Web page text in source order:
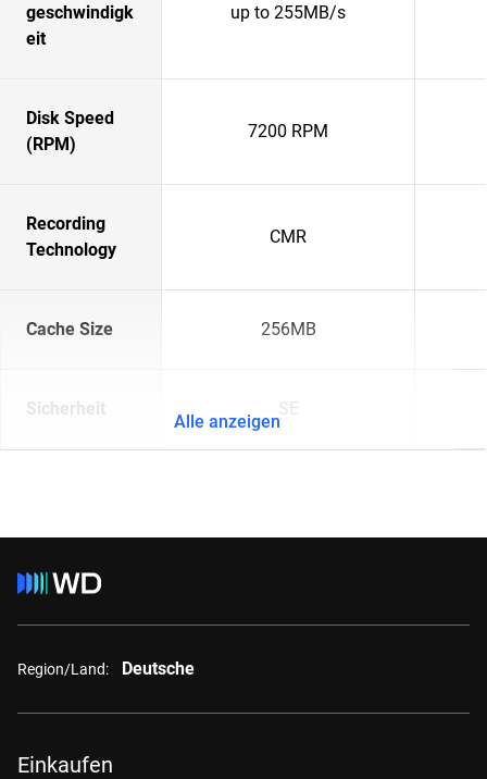
geschwindigk
eit
up to 255MB/s
Disk Speed
(RPM)
7200 RPM
Recording
Technology
CMR
Cache Size 256MB
Sicherheit SE
Alle anzeigen
Region/Land: Deutsche
Einkaufen